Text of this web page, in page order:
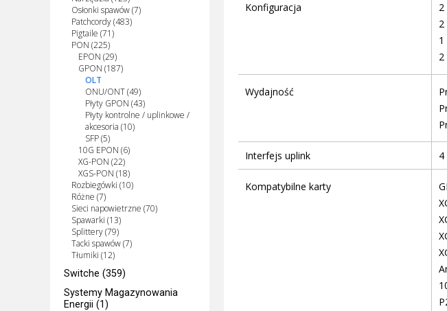
Osłonki spawów (7)
Patchcordy (483)
Pigtaile (71)
PON (225)
EPON (29)
GPON (187)
OLT
ONU/ONT (49)
Płyty GPON (43)
Płyty kontrolne / uplinkowe /
akcesoria (10)
SFP (5)
10G EPON (6)
XG-PON (22)
XGS-PON (18)
Rozbiegówki (10)
Różne (7)
Sieci napowietrzne (70)
Spawarki (13)
Splittery (79)
Tacki spawów (7)
Tłumiki (12)
Switche (359)
Systemy Magazynowania
Energii (1)
Konfiguracja
2
2
1
Wydajność
Interfejs uplink 4
Kompatybilne karty